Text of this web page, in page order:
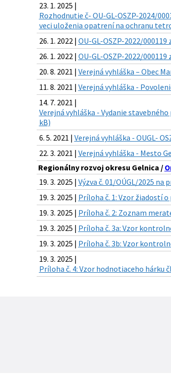
23. 1. 2025 |
Rozhodnutie č- OU-GL-OSZP-2024/
veci uloženia opatrení na ochranu
26. 1. 2022 | OU-GL-OSZP-2022/
26. 1. 2022 | OU-GL-OSZP-2022/000119
20. 8. 2021 | Verejná vyhláška – Obec
11. 8. 2021 | Verejná vyhláška -
14. 7. 2021 |
Verejná vyhláška - Vydanie
kB)
6. 5. 2021 | Verejná vyhláška - OUGL-
22. 3. 2021 | Verejná vyhláška - Mesto
Regionálny rozvoj okresu Gelnica /
19. 3. 2025 | Výzva č. 01/OÚGL/2025
19. 3. 2025 | Príloha č. 1: Vzor žiadostí
19. 3. 2025 | Príloha č. 2: Zoznam
19. 3. 2025 | Príloha č. 3a: Vzor
19. 3. 2025 | Príloha č. 3b: Vzor
19. 3. 2025 |
Príloha č. 4: Vzor hodnotiaceho hárku